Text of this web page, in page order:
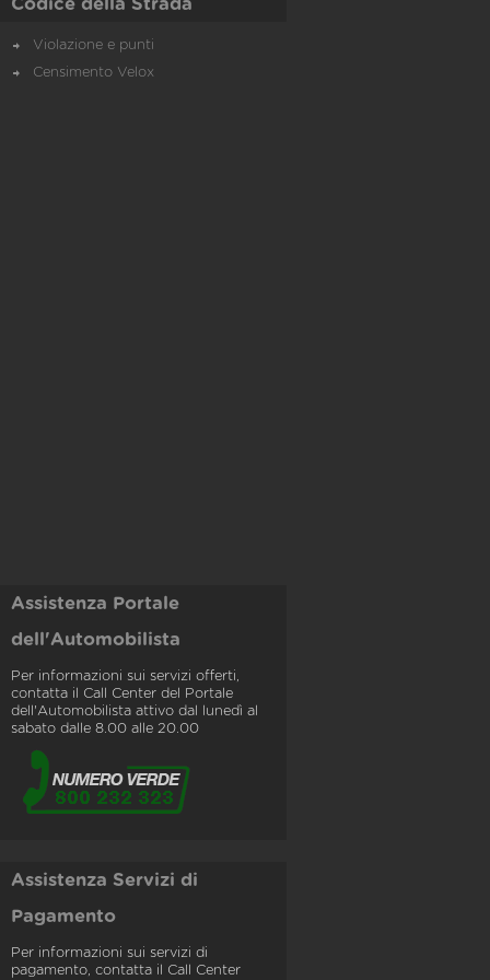
Codice della Strada
Violazione e punti
Censimento Velox
Assistenza Portale
dell'Automobilista
Per informazioni sui servizi offerti,
contatta il Call Center del Portale
dell'Automobilista attivo dal lunedì al
sabato dalle 8.00 alle 20.00
Assistenza Servizi di
Pagamento
Per informazioni sui servizi di
pagamento, contatta il Call Center